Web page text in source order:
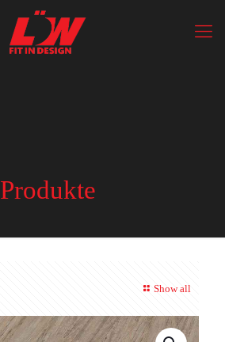
Produkte
Show all